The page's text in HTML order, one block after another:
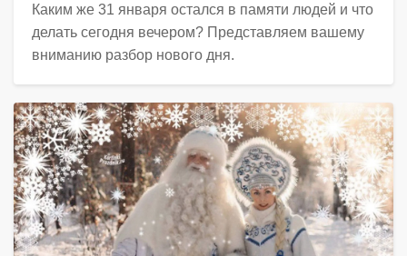
Каким же 31 января остался в памяти людей и что
делать сегодня вечером? Представляем вашему
вниманию разбор нового дня.